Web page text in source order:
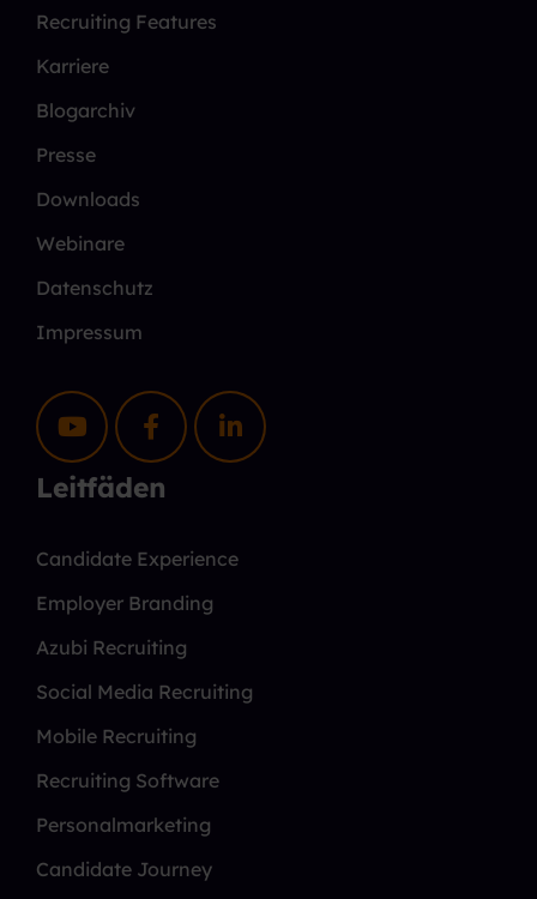
Recruiting Features
Karriere
Blogarchiv
Presse
Downloads
Webinare
Datenschutz
Impressum
Leitfäden
Candidate Experience
Employer Branding
Azubi Recruiting
Social Media Recruiting
Mobile Recruiting
Recruiting Software
Personalmarketing
Candidate Journey